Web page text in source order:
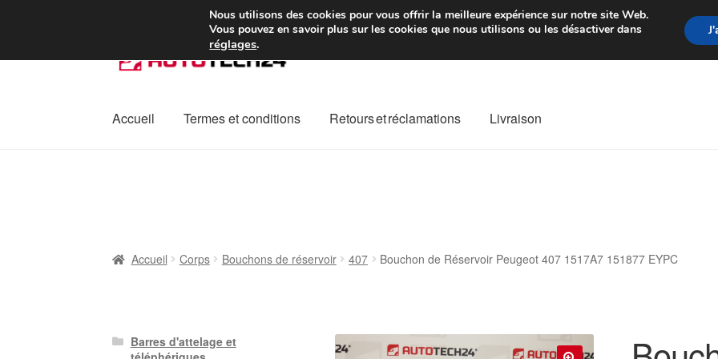
Colissimo livraison à partir de 7 EUR Du lundi au
à
navigation
au
Accueil Termes et conditions Retours et réclamations Livraison
Accueil Corps Bouchons de réservoir 407 Bouchon de Réservoir Peugeot 407 1517A7 151877 EYPC
Barres d'attelage et
Nous utilisons des cookies pour vous offrir la meilleure expérience sur notre site Web.
Vous pouvez en savoir plus sur les cookies que nous utilisons ou les désactiver dans
réglages.